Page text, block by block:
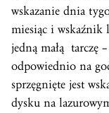
wskazanie dnia
miesiąc i wskaźnik
jedną małą tarczę
odpowiednio na
sprzęgnięte jest
dysku na